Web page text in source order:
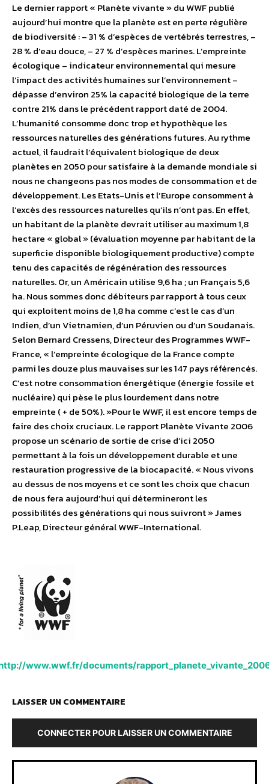
Le dernier rapport « Planète vivante » du WWF publié
aujourd’hui montre que la planète est en perte régulière
de biodiversité : – 31 % d’espèces de vertébrés terrestres, –
28 % d’eau douce, – 27 % d’espèces marines. L’empreinte
écologique – indicateur environnemental qui mesure
l’impact des activités humaines sur l’environnement –
dépasse d’environ 25% la capacité biologique de la terre
contre 21% dans le précédent rapport daté de 2004.
L’humanité consomme donc trop et hypothèque les
ressources naturelles des générations futures. Au rythme
actuel, il faudrait l’équivalent biologique de deux
planètes en 2050 pour satisfaire à la demande mondiale si
nous ne changeons pas nos modes de consommation et de
développement. Les Etats-Unis et l’Europe consomment à
l’excès des ressources naturelles qu’ils n’ont pas. En effet,
un habitant de la planète devrait utiliser au maximum 1,8
hectare « global » (évaluation moyenne par habitant de la
superficie disponible biologiquement productive) compte
tenu des capacités de régénération des ressources
naturelles. Or, un Américain utilise 9,6 ha ; un Français 5,6
ha. Nous sommes donc débiteurs par rapport à tous ceux
qui exploitent moins de 1,8 ha comme c’est le cas d’un
Indien, d’un Vietnamien, d’un Péruvien ou d’un Soudanais.
Selon Bernard Cressens, Directeur des Programmes WWF-
France, « l’empreinte écologique de la France compte
parmi les douze plus mauvaises sur les 147 pays référencés.
C’est notre consommation énergétique (énergie fossile et
nucléaire) qui pèse le plus lourdement dans notre
empreinte ( + de 50%). »Pour le WWF, il est encore temps de
faire des choix cruciaux. Le rapport Planète Vivante 2006
propose un scénario de sortie de crise d’ici 2050
permettant à la fois un développement durable et une
restauration progressive de la biocapacité. « Nous vivons
au dessus de nos moyens et ce sont les choix que chacun
de nous fera aujourd’hui qui détermineront les
possibilités des générations qui nous suivront » James
P.Leap, Directeur général WWF-International.
www.wwf.fr/documents/
LAISSER UN COMMENTAIRE
CONNECTER POUR LAISSER UN COMMENTAIRE